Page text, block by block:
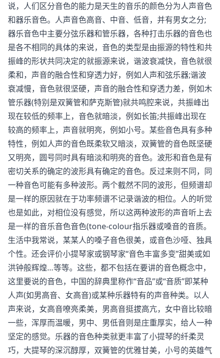
说，人们区分音色的能力是天生的音乐的颜色分为人声音色
和器乐音色。人声音色高音、中音、低音，并有男女之分;
器乐音色中主要分弦乐器和管乐器，各种打击乐器的音色也
是各不相同的具体的来说，音色的类型是由振源的特性和共
振峰的形状共同决定的就振源来说，谐波衰减快，音色就很
柔和，声音的融合性和穿透力好，例如人声和弦乐器;谐波
衰减慢，音色就很坚硬，声音的融合性和穿透力差，例如木
管乐器(特别是双簧管和萨克斯管)就共鸣腔来说，共振峰出
现在较低的频率上，音色就暗淡，例如长笛;共振峰出现在
较高的频率上，声音就明亮，例如小号。某些音色具有多种
特性，例如人声的音色既柔软又暗淡，双簧管的音色既坚硬
又明亮，圆号同时具有暗淡和明亮的音色。波形和音色是有
密切关系的确定的波形具有确定的音色。反过来则不同，同
一种音色可能有多种波形。两个截然不同的波形，但频谱却
是一样的原因就在于功率频谱不记录谐波的相位。人的听觉
也是如此，对相位没有感觉，所以这两种波形的声音听上去
是一样的音乐音色音色(tone-colour指乐器或嗓音的音质。
生活中我常说，某某人的嗓子音色很美，或音色沙哑、独具
个性。还会评价小提琴家或钢琴家“音色丰富多变”甜美或如
洪钟般辉煌…等等。这些，都不包括在要讲的音色概念中，
这里要说的音色，中国的辞典里称作“音品”或“音质”即某种
人声(如男高音、女高音)或某种乐器特有的声音种类。以人
声来说，女高音嘹亮柔美，男高音挺拔高亢，女中音比较暗
一些，浑厚而温暖，男中、男低音则是庄重厚实，给人一种
坚定的感觉。乐器的音色种类就更丰富了小提琴的纤柔灵
巧，大提琴的深沉醇厚，双簧管的优雅甘美，小号的英雄气